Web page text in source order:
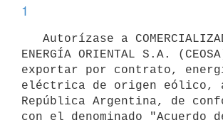
1
ENERGÍA ORIENTAL S.A.
exportar por contrato,
eléctrica de origen eólico,
República Argentina, de
con el denominado "Acuerdo